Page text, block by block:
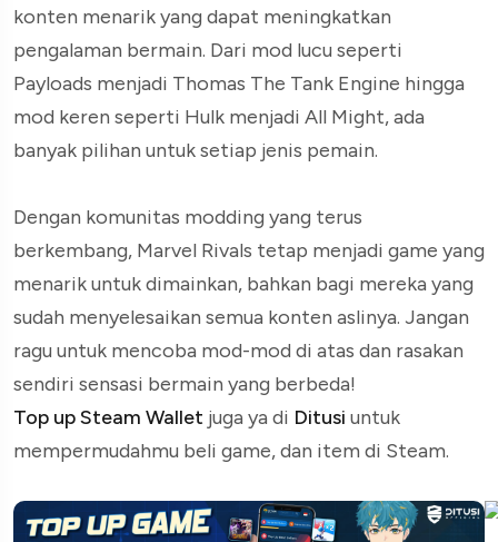
konten menarik yang dapat meningkatkan
pengalaman bermain. Dari mod lucu seperti
Payloads menjadi Thomas The Tank Engine hingga
mod keren seperti Hulk menjadi All Might, ada
banyak pilihan untuk setiap jenis pemain.
Dengan komunitas modding yang terus
berkembang, Marvel Rivals tetap menjadi game yang
menarik untuk dimainkan, bahkan bagi mereka yang
sudah menyelesaikan semua konten aslinya. Jangan
ragu untuk mencoba mod-mod di atas dan rasakan
sendiri sensasi bermain yang berbeda!
Top up Steam Wallet juga ya di Ditusi untuk
mempermudahmu beli game, dan item di Steam.